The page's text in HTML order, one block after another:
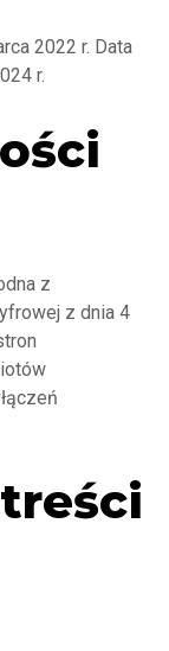
2022 r. Data
r.
z
z dnia 4